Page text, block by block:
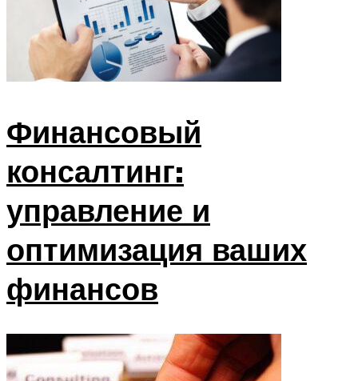
Финансовый
консалтинг:
управление и
оптимизация ваших
финансов